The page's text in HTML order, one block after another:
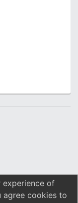
experience of
agree cookies to